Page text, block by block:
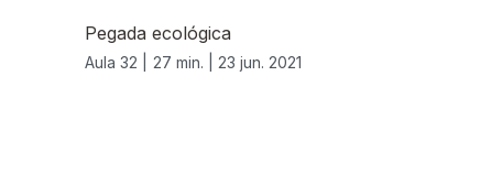
Pegada ecológica
Aula 32 | 27 min. | 23 jun. 2021